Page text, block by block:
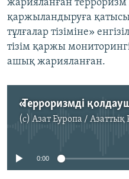
жарияланған
қаржыландыруға
тұлғалар тізіміне»
тізім қаржы
ашық жарияланған.
«Терроризмді
(c) Азат Еуропа / Азаттық
No media
0:00